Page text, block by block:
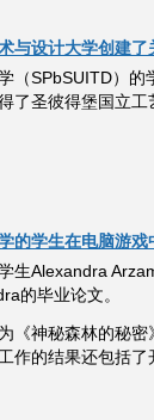
与设计大学创建了
（SPbSUITD）
了圣彼得堡国立
的学生在电脑游戏
生Alexandra
的毕业论文。
《神秘森林的秘
作的结果还包括